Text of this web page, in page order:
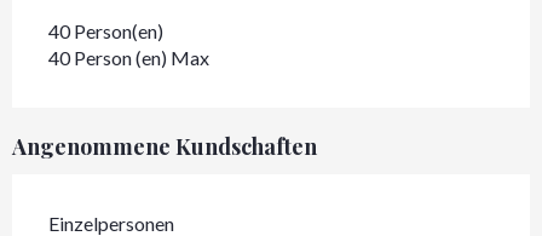
40 Person(en)
40 Person (en) Max
Angenommene Kundschaften
Einzelpersonen